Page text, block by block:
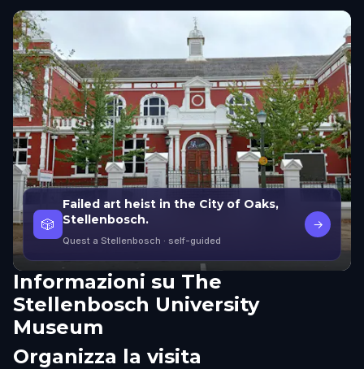
🎲
Failed art heist in the City of Oaks,
Stellenbosch.
Quest a Stellenbosch · self-guided
→
Informazioni su The
Stellenbosch University
Museum
Organizza la visita